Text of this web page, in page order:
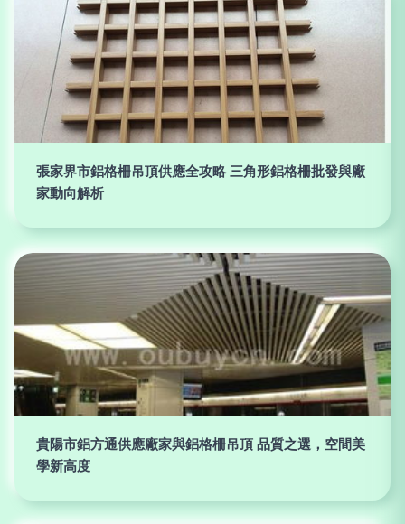
張家界市鋁格柵吊頂供應全攻略 三角形鋁格柵批發與廠
家動向解析
貴陽市鋁方通供應廠家與鋁格柵吊頂 品質之選，空間美
學新高度